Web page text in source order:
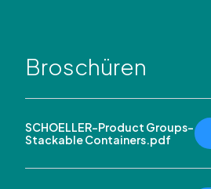
Broschüren
SCHOELLER-Product Groups-
Stackable Containers.pdf